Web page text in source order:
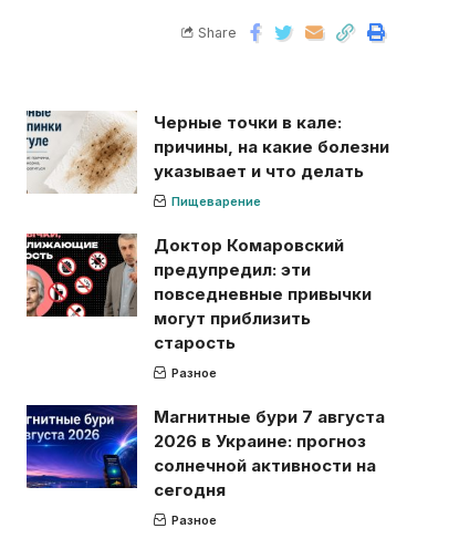
Share
Черные точки в кале:
причины, на какие болезни
указывает и что делать
Пищеварение
Доктор Комаровский
предупредил: эти
повседневные привычки
могут приблизить
старость
Разное
Магнитные бури 7 августа
2026 в Украине: прогноз
солнечной активности на
сегодня
Разное